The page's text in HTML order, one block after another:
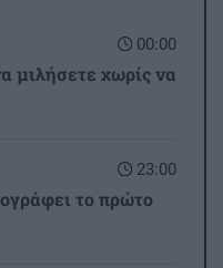
00:00
μιλήσετε χωρίς να
23:00
το πρώτο